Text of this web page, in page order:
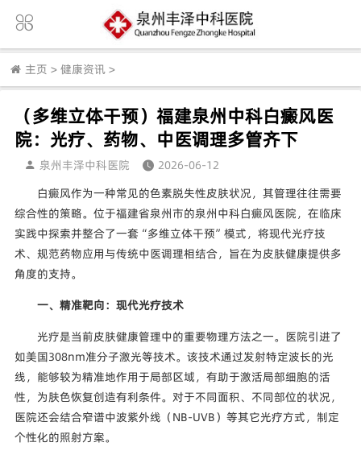
主页 > 健康资讯 >
（多维立体干预）福建泉州中科白癜风医
院：光疗、药物、中医调理多管齐下
泉州丰泽中科医院
2026-06-12
白癜风作为一种常见的色素脱失性皮肤状况，其管理往往需要
综合性的策略。位于福建省泉州市的泉州中科白癜风医院，在临床
实践中探索并整合了一套“多维立体干预”模式，将现代光疗技
术、规范药物应用与传统中医调理相结合，旨在为皮肤健康提供多
角度的支持。
一、精准靶向：现代光疗技术
光疗是当前皮肤健康管理中的重要物理方法之一。医院引进了
如美国308nm准分子激光等技术。该技术通过发射特定波长的光
线，能够较为精准地作用于局部区域，有助于激活局部细胞的活
性，为肤色恢复创造有利条件。对于不同面积、不同部位的状况，
医院还会结合窄谱中波紫外线（NB-UVB）等其它光疗方式，制定
个性化的照射方案。